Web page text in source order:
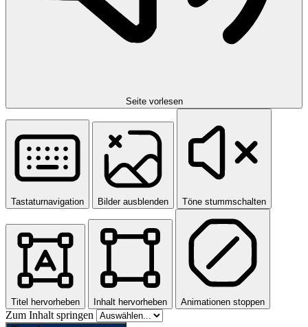
Seite vorlesen
Tastaturnavigation Bilder ausblenden Töne stummschalten
Titel hervorheben Inhalt hervorheben Animationen stoppen
Zum Inhalt springen